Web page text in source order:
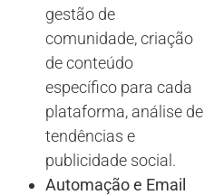
gestão de
comunidade, criação
de conteúdo
específico para cada
plataforma, análise de
tendências e
publicidade social.
Automação e Email